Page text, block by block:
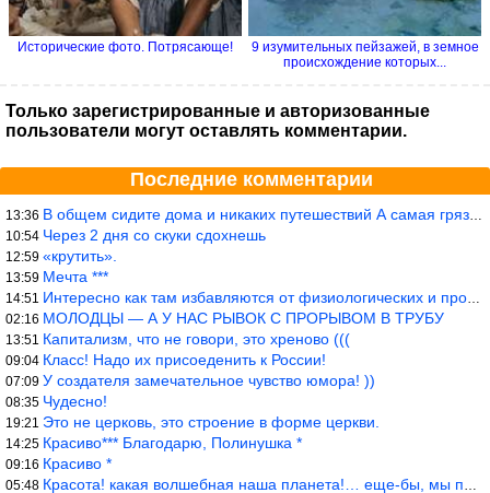
Исторические фото. Потрясающе!
9 изумительных пейзажей, в земное
происхождение которых...
Только зарегистрированные и авторизованные
пользователи могут оставлять комментарии.
Последние комментарии
13:36 В общем сидите дома и никаких путешествий А самая грязная в от
10:54 Через 2 дня со скуки сдохнешь
12:59 «крутить».
13:59 Мечта ***
14:51 Интересно как там избавляются от физиологических и прочих отходо
02:16 МОЛОДЦЫ — А У НАС РЫВОК С ПРОРЫВОМ В ТРУБУ
13:51 Капитализм, что не говори, это хреново (((
09:04 Класс! Надо их присоеденить к России!
07:09 У создателя замечательное чувство юмора! ))
08:35 Чудесно!
19:21 Это не церковь, это строение в форме церкви.
14:25 Красиво*** Благодарю, Полинушка *
09:16 Красиво *
05:48 Красота! какая волшебная наша планета!… еще-бы, мы понимали это…